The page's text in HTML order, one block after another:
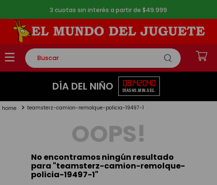
3 cuotas sin interés a partir de $49.999
Buscar
TÉRMINOS MÁS BUSCADOS
2.
lego
toy story
DÍA DEL NIÑO 08
DÍAS
14
HS.
20
MIN.
40
SEG.
teamsterz-camion-remolque-policia-19497-1
OOPS!
No encontramos ningún resultado
para "teamsterz-camion-remolque-
policia-19497-1"